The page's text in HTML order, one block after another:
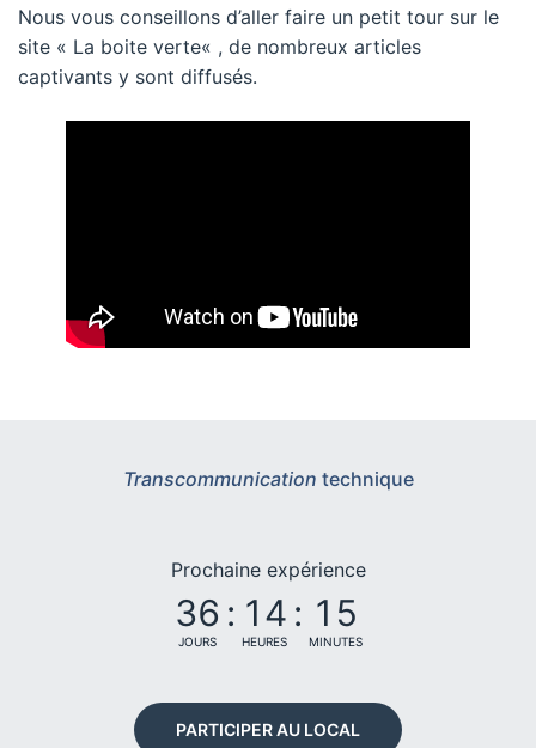
Nous vous conseillons d’aller faire un petit tour sur le
site « La boite verte« , de nombreux articles
captivants y sont diffusés.
Transcommunication technique
Prochaine expérience
36
JOURS
: 14
HEURES
: 15
MINUTES
PARTICIPER AU LOCAL